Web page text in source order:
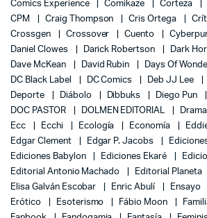
Comics Experience
Comikaze Corteza
CPM
Craig Thompson Cris Ortega
Crossgen
Crossover Cuento
Daniel Clowes
Darick Robertson
Dark
Dave McKean
David Rubin
Days Of
DC Black Label
DC Comics Deb JJ Lee
Deporte
Diábolo Dibbuks Diego Pun
DOC PASTOR
DOLMEN EDITORIAL Drama
Ecc
Ecchi Ecología Economía
Edgar Clement
Edgar P. Jacobs
Ediciones Babylon
Ediciones Ekaré
Editorial Antonio Machado
Editorial Planeta
Elisa Galván Escobar
Enric Abulí Ensayo
Erótico
Esoterismo Fábio Moon